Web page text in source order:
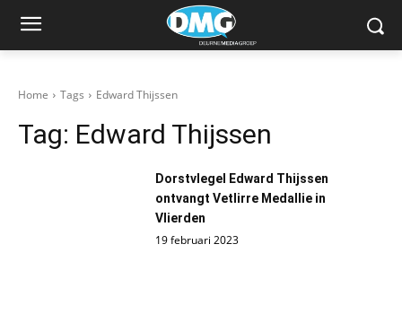
Home Tags Edward Thijssen
Tag: Edward Thijssen
Dorstvlegel Edward Thijssen
ontvangt Vetlirre Medallie in
Vlierden
19 februari 2023